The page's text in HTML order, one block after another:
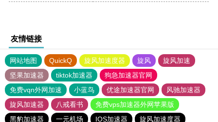
友情链接
网站地图 QuickQ 旋风加速度器 旋风
旋风加速
坚果加速器
tiktok加速器
狗急加速器官网
免费vqn外网加速
小蓝鸟 优途加速器官网
风驰加速器
旋风加速器
八戒看书
免费vps加速器外网苹果版
黑豹加速器
一元机场 IOS加速器 旋风加速度器